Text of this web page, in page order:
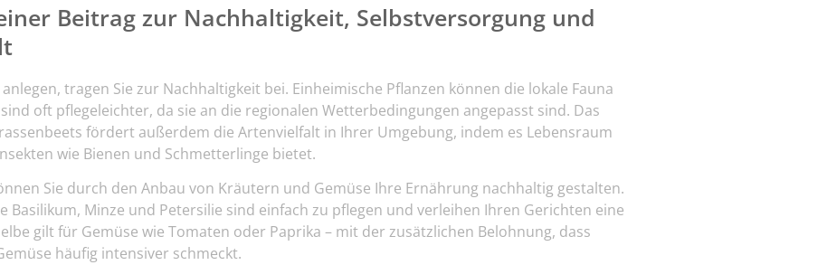
Beitrag zur Nachhaltigkeit, Selbstversorgung und
tragen Sie zur Nachhaltigkeit bei. Einheimische Pflanzen können die lokale Fauna
oft pflegeleichter, da sie an die regionalen Wetterbedingungen angepasst sind. Das
fördert außerdem die Artenvielfalt in Ihrer Umgebung, indem es Lebensraum
wie Bienen und Schmetterlinge bietet.
Sie durch den Anbau von Kräutern und Gemüse Ihre Ernährung nachhaltig gestalten.
Basilikum, Minze und Petersilie sind einfach zu pflegen und verleihen Ihren Gerichten eine
gilt für Gemüse wie Tomaten oder Paprika – mit der zusätzlichen Belohnung, dass
häufig intensiver schmeckt.